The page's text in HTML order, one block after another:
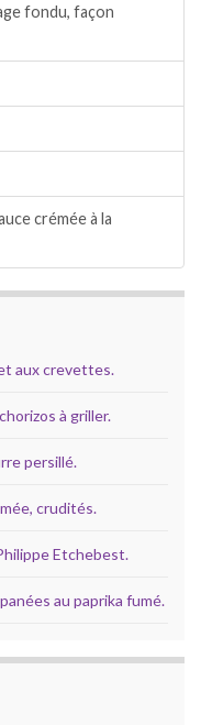
fondu, façon
crémée à la
aux crevettes.
à griller.
persillé.
crudités.
Etchebest.
au paprika fumé.